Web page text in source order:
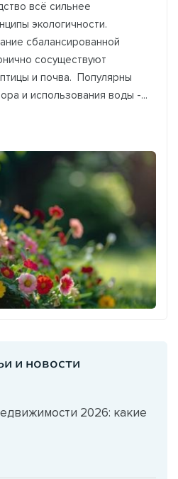
всё сильнее
экологичности.
сбалансированной
сосуществуют
и почва. Популярны
и использования воды -...
и новости
2026: какие